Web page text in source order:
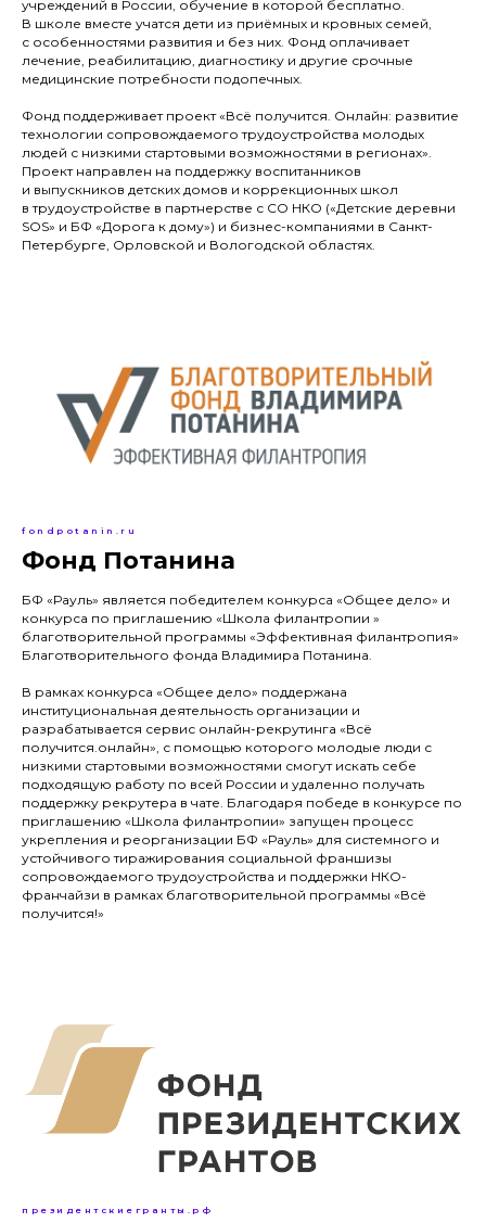
учреждений в России, обучение в которой бесплатно.
В школе вместе учатся дети из приёмных и кровных семей,
с особенностями развития и без них. Фонд оплачивает
лечение, реабилитацию, диагностику и другие срочные
медицинские потребности подопечных.
Фонд поддерживает проект «Всё получится. Онлайн: развитие
технологии сопровождаемого трудоустройства молодых
людей с низкими стартовыми возможностями в регионах».
Проект направлен на поддержку воспитанников
и выпускников детских домов и коррекционных школ
в трудоустройстве в партнерстве с СО НКО («Детские деревни
SOS» и БФ «Дорога к дому») и бизнес-компаниями в Санкт-
Петербурге, Орловской и Вологодской областях.
fondpotanin.ru
Фонд Потанина
БФ «Рауль» является победителем конкурса «Общее дело» и
конкурса по приглашению «Школа филантропии »
благотворительной программы «Эффективная филантропия»
Благотворительного фонда Владимира Потанина.
В рамках конкурса «Общее дело» поддержана
институциональная деятельность организации и
разрабатывается сервис онлайн-рекрутинга «Всё
получится.онлайн», с помощью которого молодые люди с
низкими стартовыми возможностями смогут искать себе
подходящую работу по всей России и удаленно получать
поддержку рекрутера в чате. Благодаря победе в конкурсе по
приглашению «Школа филантропии» запущен процесс
укрепления и реорганизации БФ «Рауль» для системного и
устойчивого тиражирования социальной франшизы
сопровождаемого трудоустройства и поддержки НКО-
франчайзи в рамках благотворительной программы «Всё
получится!»
президентскиегранты.рф